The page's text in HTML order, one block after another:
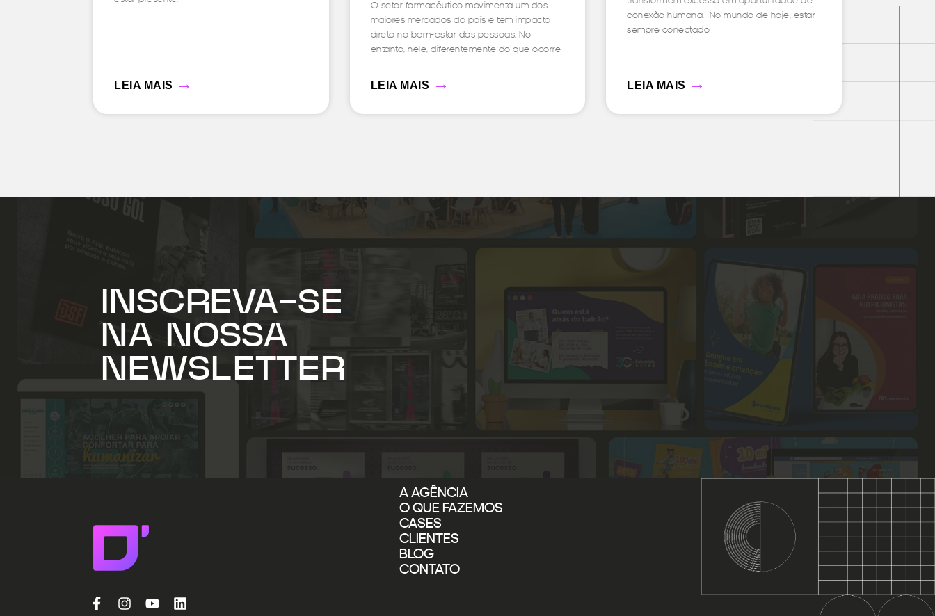
LEIA MAIS →
O setor farmacêutico movimenta um dos
maiores mercados do país e tem impacto
direto no bem-estar das pessoas. No
entanto, nele, diferentemente do que ocorre
LEIA MAIS →
conexão humana. No mundo de hoje, estar
sempre conectado
LEIA MAIS →
INSCREVA-SE
NA NOSSA
NEWSLETTER
A AGÊNCIA
O QUE FAZEMOS
CASES
CLIENTES
BLOG
CONTATO